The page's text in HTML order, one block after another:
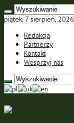
piątek, 7 sierpień, 2026
Redakcja
Partnerzy
Kontakt
Wesprzyj nas